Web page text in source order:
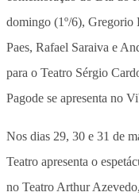
domingo (1º/6),
Paes, Rafael Saraiva e
para o Teatro Sérgio
Pagode se apresenta no
Nos dias 29, 30 e 31 de
Teatro apresenta o
no Teatro Arthur